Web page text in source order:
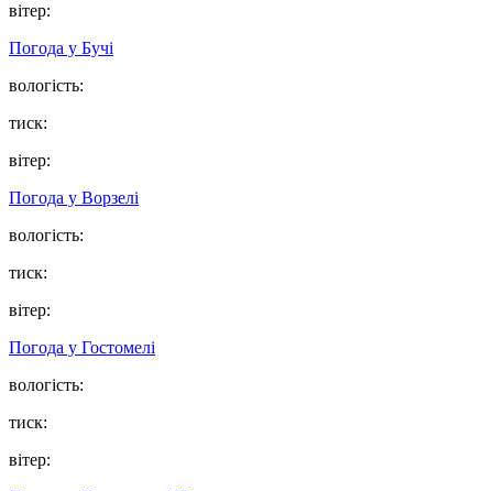
вітер:
Погода у Бучі
вологість:
тиск:
вітер:
Погода у Ворзелі
вологість:
тиск:
вітер:
Погода у Гостомелі
вологість:
тиск:
вітер: